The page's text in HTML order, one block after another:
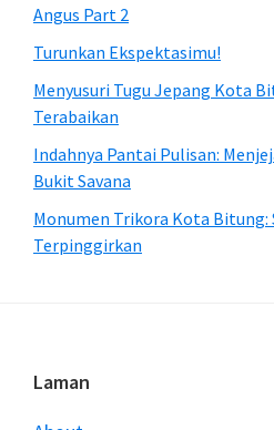
Angus Part 2
Turunkan Ekspektasimu!
Menyusuri Tugu Jepang Kota
Terabaikan
Indahnya Pantai Pulisan:
Bukit Savana
Monumen Trikora Kota Bitung:
Terpinggirkan
Footer
Laman